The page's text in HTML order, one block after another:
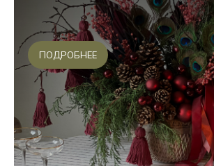
ПОДРОБНЕЕ